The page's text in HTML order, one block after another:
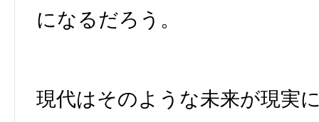
になるだろう。
現代はそのような未来が現実